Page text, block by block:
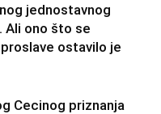
jednostavnog
Ali ono što se
ostavilo je
Cecinog priznanja